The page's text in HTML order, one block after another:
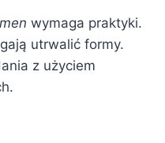
wymaga praktyki.
utrwalić formy.
z użyciem